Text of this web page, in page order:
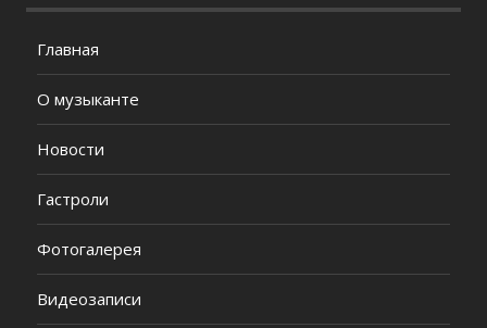
Главная
О музыканте
Новости
Гастроли
Фотогалерея
Видеозаписи